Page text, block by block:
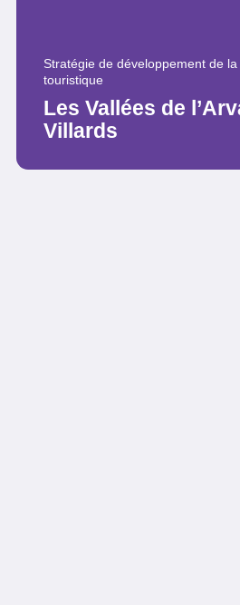
Stratégie de développement de
touristique
Les Vallées de
Villards